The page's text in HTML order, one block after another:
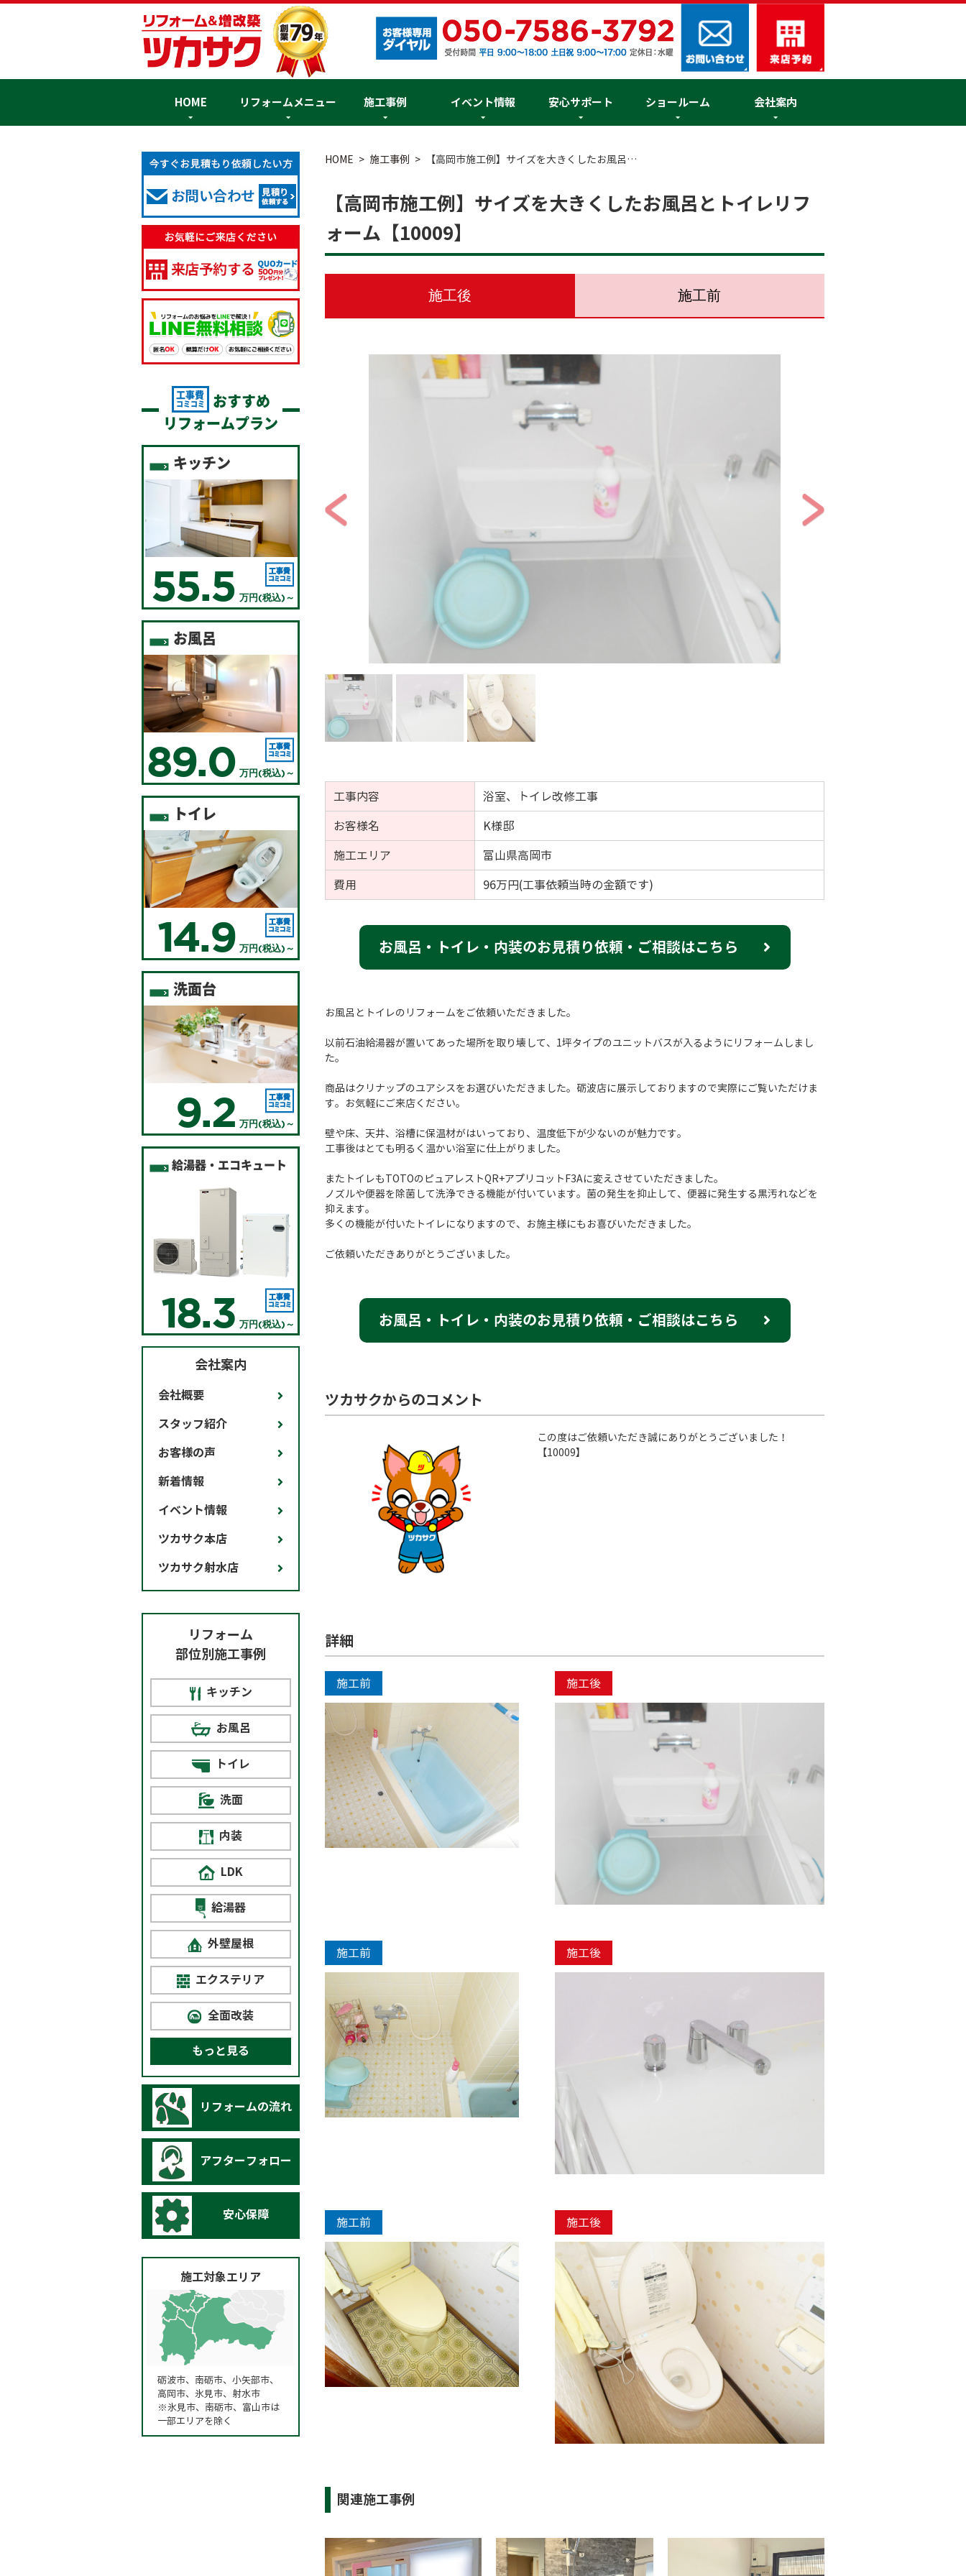
HOME リフォームメニュー 施工事例 イベント情報 安心サポート ショールーム 会社案内
HOME 施工事例 【高岡市施工例】サイズを大きくしたお風呂…
【高岡市施工例】サイズを大きくしたお風呂とトイレリフ
ォーム【10009】
施工後 施工前
工事内容 浴室、トイレ改修工事
お客様名 K様邸
施工エリア 富山県高岡市
費用 96万円(工事依頼当時の金額です)
お風呂・トイレ・内装のお見積り依頼・ご相談はこちら
お風呂とトイレのリフォームをご依頼いただきました。
以前石油給湯器が置いてあった場所を取り壊して、1坪タイプのユニットバスが入るようにリフォームしまし
た。
商品はクリナップのユアシスをお選びいただきました。砺波店に展示しておりますので実際にご覧いただけま
す。お気軽にご来店ください。
壁や床、天井、浴槽に保温材がはいっており、温度低下が少ないのが魅力です。
工事後はとても明るく温かい浴室に仕上がりました。
またトイレもTOTOのピュアレストQR+アプリコットF3Aに変えさせていただきました。
ノズルや便器を除菌して洗浄できる機能が付いています。菌の発生を抑止して、便器に発生する黒汚れなどを
抑えます。
多くの機能が付いたトイレになりますので、お施主様にもお喜びいただきました。
ご依頼いただきありがとうございました。
お風呂・トイレ・内装のお見積り依頼・ご相談はこちら
ツカサクからのコメント
この度はご依頼いただき誠にありがとうございました！
【10009】
詳細
施工前 施工後
施工前 施工後
施工前 施工後
関連施工事例
工事費
コミコミ
おすすめ
リフォームプラン
キッチン
55.5 万円(税込)～
お風呂
89.0 万円(税込)～
トイレ
14.9 万円(税込)～
洗面台
9.2 万円(税込)～
給湯器・エコキュート
18.3 万円(税込)～
会社案内
会社概要
スタッフ紹介
お客様の声
新着情報
イベント情報
ツカサク本店
ツカサク射水店
リフォーム
部位別施工事例
キッチン
お風呂
トイレ
洗面
内装
LDK
給湯器
外壁屋根
エクステリア
全面改装
もっと見る
リフォームの流れ
アフターフォロー
安心保障
施工対象エリア
砺波市、南砺市、小矢部市、
高岡市、氷見市、射水市
※氷見市、南砺市、富山市は
一部エリアを除く